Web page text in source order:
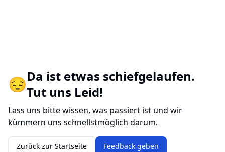
😔Da ist etwas schiefgelaufen.
Tut uns Leid!
Lass uns bitte wissen, was passiert ist und wir
kümmern uns schnellstmöglich darum.
Zurück zur Startseite Feedback geben